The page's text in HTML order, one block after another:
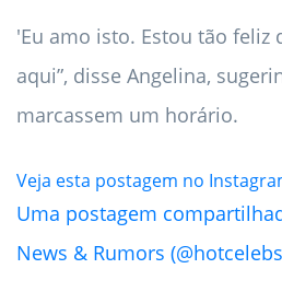
'Eu amo isto. Estou tão feliz
aqui”, disse Angelina,
marcassem um horário.
Veja esta postagem no
Uma postagem
News & Rumors